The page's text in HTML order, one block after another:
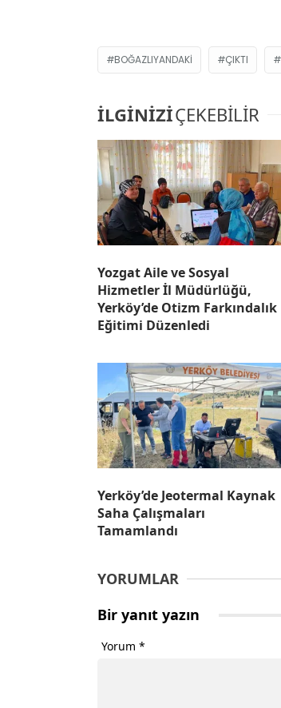
BOĞAZLIYANDAKI ÇIKTI
İLGİNİZİÇEKEBİLİR
Yozgat Aile ve Sosyal
Hizmetler İl Müdürlüğü,
Yerköy’de Otizm Farkındalık
Eğitimi Düzenledi
Yerköy’de Jeotermal Kaynak
Saha Çalışmaları
Tamamlandı
YORUMLAR
Bir yanıt yazın
Yorum *